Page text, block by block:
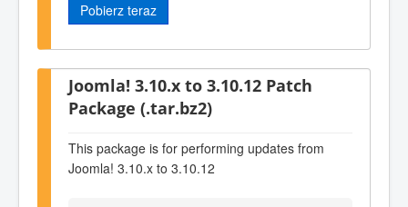
Pobierz teraz
Joomla! 3.10.x to 3.10.12 Patch
Package (.tar.bz2)
This package is for performing updates from
Joomla! 3.10.x to 3.10.12